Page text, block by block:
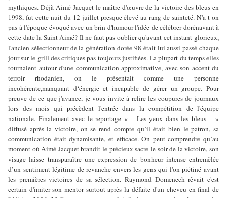
mythiques. Déjà Aimé Jacquet le maître d'œuvre de la victoire des bleus en
1998, fut cette nuit du 12 juillet presque élevé au rang de sainteté. N'a t-on
pas à l'époque évoqué avec un brin d'humour l'idée de célébrer dorénavant à
cette date la Saint Aimé? Il ne faut pas oublier qu'avant cet instant glorieux,
l'ancien sélectionneur de la génération dorée 98 était lui aussi passé chaque
jour sur le grill des critiques pas toujours justifiées. La plupart du temps elles
tournaient autour d'une communication approximative, avec son accent du
terroir rhodanien, on le présentait comme une personne
incohérente,manquant d‘énergie et incapable de gérer un groupe. Pour
preuve de ce que j'avance, je vous invite à relire les coupures de journaux
lors des mois qui précèdent l'entrée dans la compétition de l'équipe
nationale. Finalement avec le reportage « Les yeux dans les bleus »
diffusé après la victoire, on se rend compte qu’il était bien le patron, sa
communication était dynamisante, et efficace. On peut comprendre qu’au
moment où Aimé Jacquet brandit le précieux sacre le soir de la victoire, son
visage laisse transparaître une expression de bonheur intense entremêlée
d’un sentiment légitime de revanche envers les gens qui l'on piétiné avant
les premières victoires de sa sélection. Raymond Domenech rêvait c'est
certain d'imiter son mentor surtout après la défaite d'un cheveu en final de